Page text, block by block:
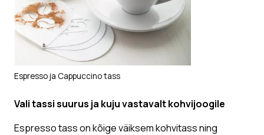
Espresso ja Cappuccino tass
Vali tassi suurus ja kuju vastavalt kohvijoogile
Espresso tass on kõige väiksem kohvitass ning